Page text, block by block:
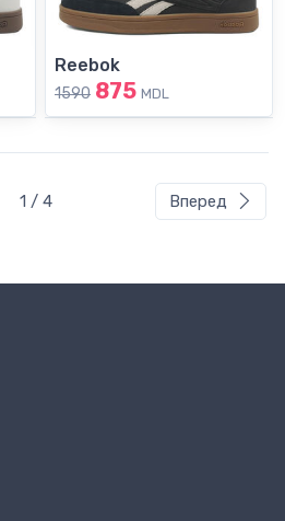
Reebok
1590 875 MDL
1 / 4 Вперед